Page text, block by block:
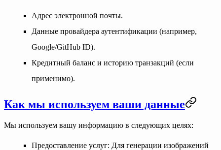
Адрес электронной почты.
Данные провайдера аутентификации (например,
Google/GitHub ID).
Кредитный баланс и историю транзакций (если
применимо).
Как мы используем ваши данные
Мы используем вашу информацию в следующих целях:
Предоставление услуг: Для генерации изображений